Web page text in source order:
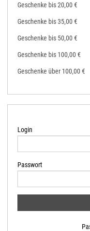
Geschenke bis 20,00 €
Geschenke bis 35,00 €
Geschenke bis 50,00 €
Geschenke bis 100,00 €
Geschenke über 100,00 €
Login
Passwort